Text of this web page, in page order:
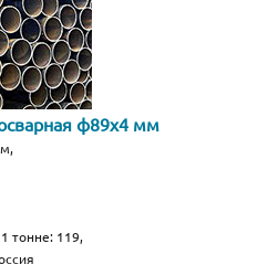
ф89х4 мм
тонне: 119,